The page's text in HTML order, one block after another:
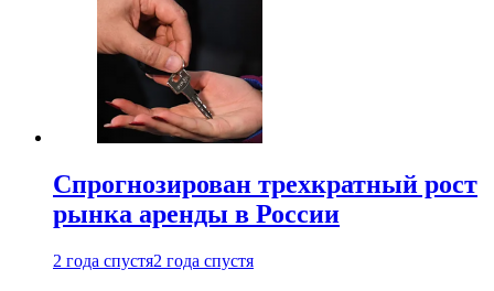
Спрогнозирован трехкратный рост
рынка аренды в России
2 года спустя2 года спустя